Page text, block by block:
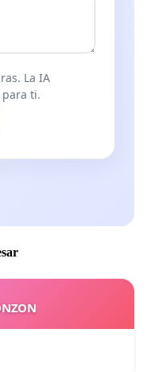
que
intereses ocultos
/ o privados donde
OBEDECIENDO
La IA
ti.